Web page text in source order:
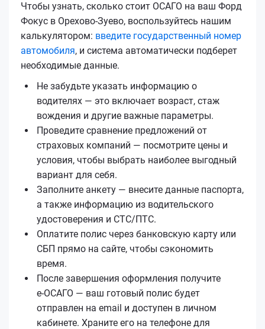
Чтобы узнать, сколько стоит ОСАГО на ваш Форд
Фокус в Орехово-Зуево, воспользуйтесь нашим
калькулятором: введите государственный номер
автомобиля, и система автоматически подберет
необходимые данные.
Не забудьте указать информацию о
водителях — это включает возраст, стаж
вождения и другие важные параметры.
Проведите сравнение предложений от
страховых компаний — посмотрите цены и
условия, чтобы выбрать наиболее выгодный
вариант для себя.
Заполните анкету — внесите данные паспорта,
а также информацию из водительского
удостоверения и СТС/ПТС.
Оплатите полис через банковскую карту или
СБП прямо на сайте, чтобы сэкономить
время.
После завершения оформления получите
е‑ОСАГО — ваш готовый полис будет
отправлен на email и доступен в личном
кабинете. Храните его на телефоне для